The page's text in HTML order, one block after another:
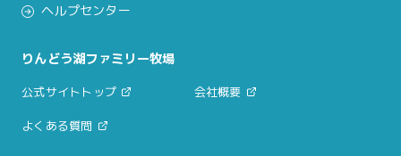
ヘルプセンター
りんどう湖ファミリー牧場
公式サイトトップ 会社概要
よくある質問